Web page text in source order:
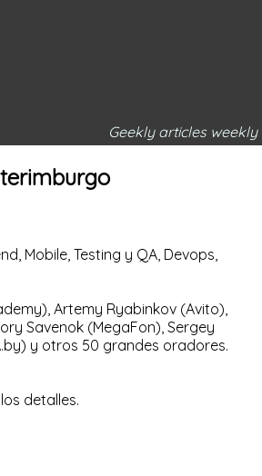
Geekly articles weekly
Mobile, Testing y QA, Devops,
Artemy Ryabinkov (Avito),
Savenok (MegaFon), Sergey
y otros 50 grandes oradores.
detalles.